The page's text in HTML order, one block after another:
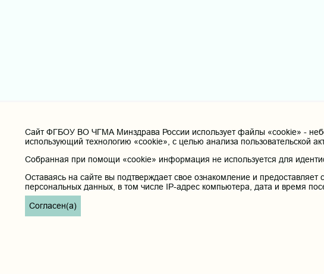
Cайт ФГБОУ ВО ЧГМА Минздрава России использует файлы «cookie» -
использующий технологию «cookie», с целью анализа пользовательской
Собранная при помощи «cookie» информация не используется для
Оставаясь на сайте вы подтверждает свое ознакомление и
персональных данных, в том числе IP-адрес компьютера, дата и время
Согласен(а)